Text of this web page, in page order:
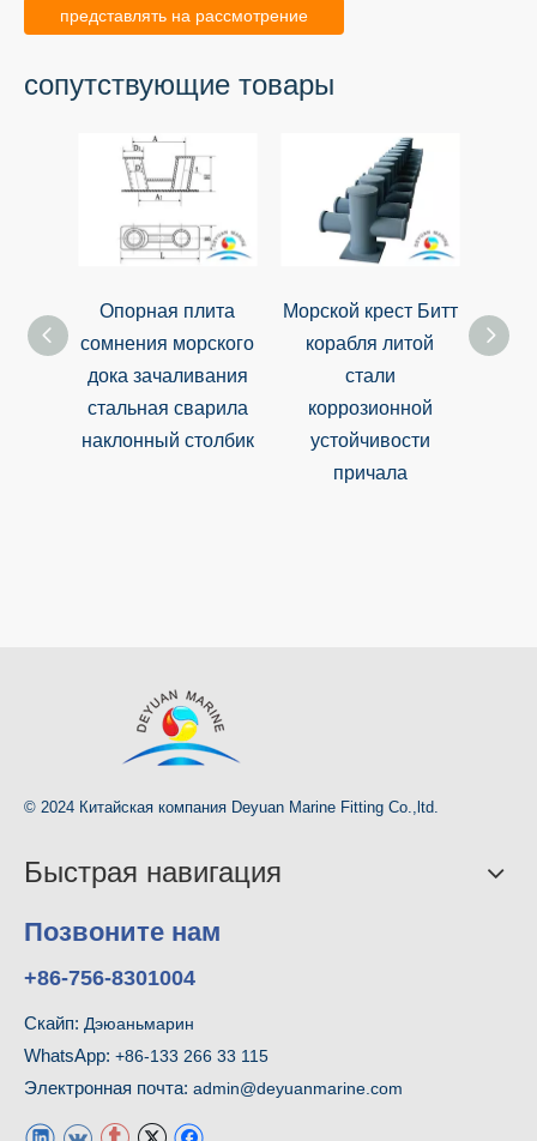
представлять на рассмотрение
сопутствующие товары
Опорная плита
сомнения морского
дока зачаливания
стальная сварила
наклонный столбик
Морской крест Битт
корабля литой
стали
коррозионной
устойчивости
причала
© 2024 Китайская компания Deyuan Marine Fitting Co.,ltd.
Быстрая навигация
Позвоните нам
+86-756-8301004
Скайп: Дэюаньмарин
WhatsApp: +86-133 266 33 115
Электронная почта: admin@deyuanmarine.com